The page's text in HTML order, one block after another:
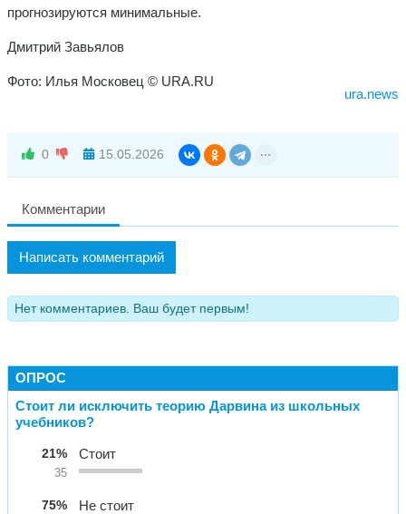
прогнозируются минимальные.
Дмитрий Завьялов
Фото: Илья Московец © URA.RU
ura.news
0 15.05.2026
Комментарии
Написать комментарий
Нет комментариев. Ваш будет первым!
ОПРОС
Стоит ли исключить теорию Дарвина из школьных
учебников?
21%
35
Стоит
75% Не стоит